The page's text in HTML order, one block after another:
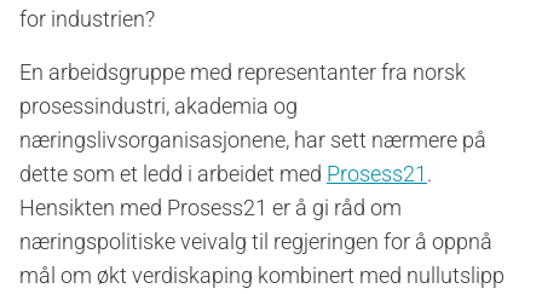
for industrien?
En arbeidsgruppe med representanter fra norsk
prosessindustri, akademia og
næringslivsorganisasjonene, har sett nærmere på
dette som et ledd i arbeidet med Prosess21.
Hensikten med Prosess21 er å gi råd om
næringspolitiske veivalg til regjeringen for å oppnå
mål om økt verdiskaping kombinert med nullutslipp